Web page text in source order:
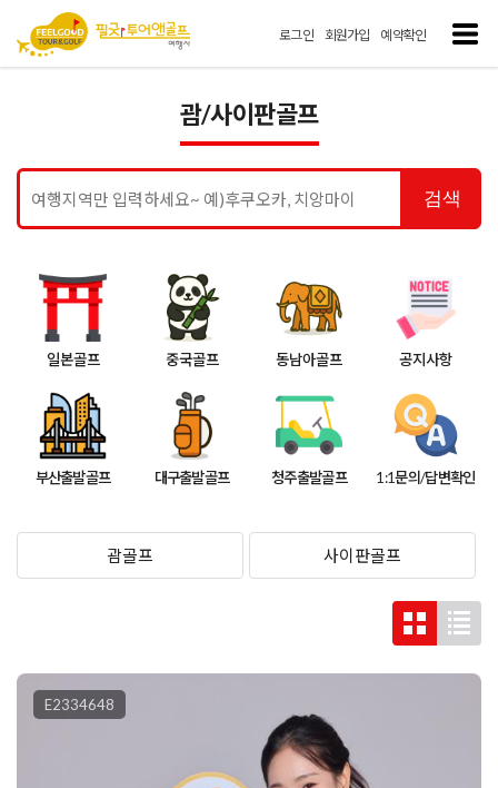
로그인 회원가입 예약확인
괌/사이판골프
검색
일본골프 중국골프 동남아골프 공지사항
부산출발골프 대구출발골프 청주출발골프 1:1문의/답변확인
괌골프 사이판골프
E2334648